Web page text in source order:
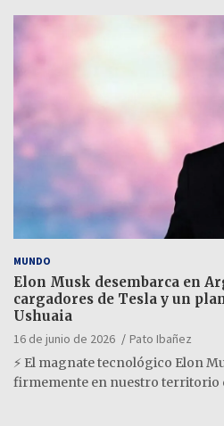
MUNDO
Elon Musk desembarca en
cargadores de Tesla y un
Ushuaia
16 de junio de 2026
Pato Ibañez
⚡ El magnate tecnológico Elon
firmemente en nuestro territorio